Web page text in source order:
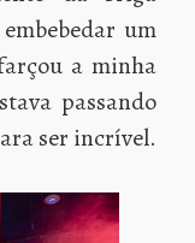
um
a minha
passando
ser incrível.